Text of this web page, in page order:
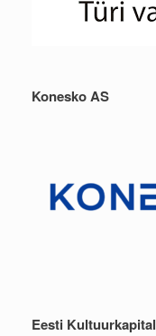
Konesko AS
Eesti Kultuurkapital